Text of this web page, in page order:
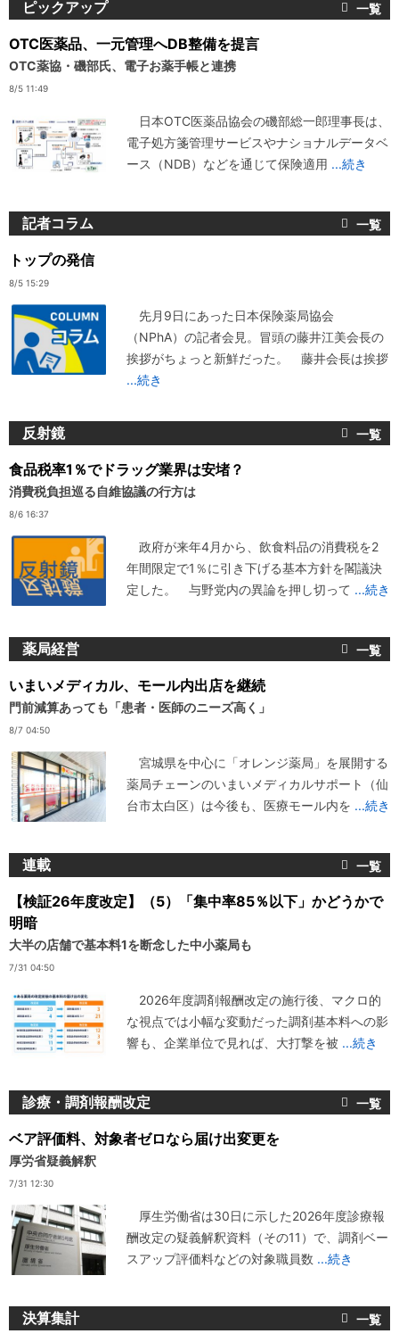
ピックアップ
OTC医薬品、一元管理へDB整備を提言
OTC薬協・磯部氏、電子お薬手帳と連携
8/5 11:49
日本OTC医薬品協会の磯部総一郎理事長は、
電子処方箋管理サービスやナショナルデータベ
ース（NDB）などを通じて保険適用 ...続き
記者コラム
トップの発信
8/5 15:29
先月9日にあった日本保険薬局協会
（NPhA）の記者会見。冒頭の藤井江美会長の
挨拶がちょっと新鮮だった。 藤井会長は挨拶
...続き
反射鏡
食品税率1％でドラッグ業界は安堵？
消費税負担巡る自維協議の行方は
8/6 16:37
政府が来年4月から、飲食料品の消費税を2
年間限定で1％に引き下げる基本方針を閣議決
定した。 与野党内の異論を押し切って ...続き
薬局経営
いまいメディカル、モール内出店を継続
門前減算あっても「患者・医師のニーズ高く」
8/7 04:50
宮城県を中心に「オレンジ薬局」を展開する
薬局チェーンのいまいメディカルサポート（仙
台市太白区）は今後も、医療モール内を ...続き
連載
【検証26年度改定】（5）「集中率85％以下」かどうかで
明暗
大半の店舗で基本料1を断念した中小薬局も
7/31 04:50
2026年度調剤報酬改定の施行後、マクロ的
な視点では小幅な変動だった調剤基本料への影
響も、企業単位で見れば、大打撃を被 ...続き
診療・調剤報酬改定
ベア評価料、対象者ゼロなら届け出変更を
厚労省疑義解釈
7/31 12:30
厚生労働省は30日に示した2026年度診療報
酬改定の疑義解釈資料（その11）で、調剤ベー
スアップ評価料などの対象職員数 ...続き
決算集計